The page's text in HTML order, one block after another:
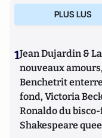
PLUS LUS
1Jean Dujardin &
nouveaux
Benchetrit
fond, Victoria
Ronaldo du
Shakespeare